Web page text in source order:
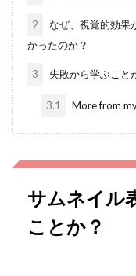
2
なぜ、視覚的効果
かったのか？
3 失敗から学ぶこと
3.1 More from
サムネイル
ことか？